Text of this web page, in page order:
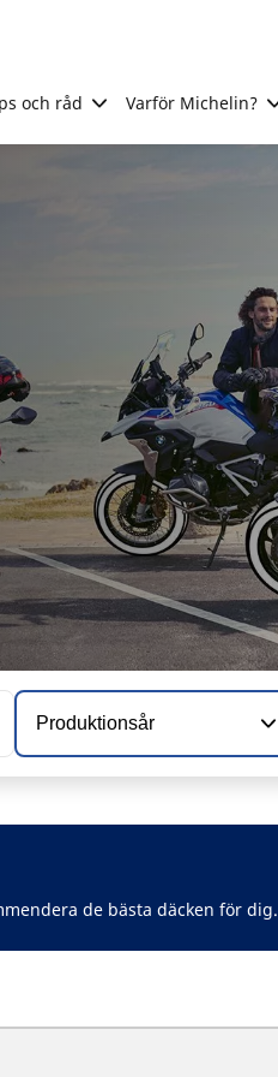
och råd Varför Michelin?
Produktionsår
de bästa däcken för dig.